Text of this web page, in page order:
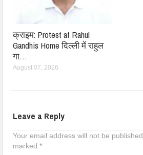
क्राइम: Protest at Rahul
Gandhis Home दिल्ली में राहुल
गा…
August 07, 2026
Leave a Reply
Your email address will not be published.
marked*